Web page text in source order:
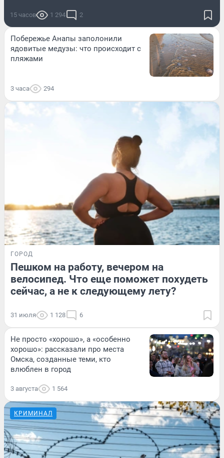
15 часов 1 294 2
Побережье Анапы заполонили
ядовитые медузы: что происходит с
пляжами
3 часа 294
ГОРОД
Пешком на работу, вечером на
велосипед. Что еще поможет похудеть
сейчас, а не к следующему лету?
31 июля 1 128 6
Не просто «хорошо», а «особенно
хорошо»: рассказали про места
Омска, созданные теми, кто
влюблен в город
3 августа 1 564
КРИМИНАЛ